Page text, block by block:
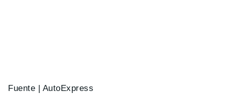
Fuente | AutoExpress